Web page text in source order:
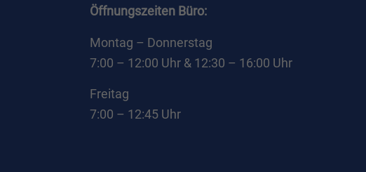
Öffnungszeiten Büro:
Montag – Donnerstag
7:00 – 12:00 Uhr & 12:30 – 16:00 Uhr
Freitag
7:00 – 12:45 Uhr